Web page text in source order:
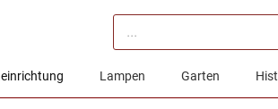
Products
search
Lampen Garten